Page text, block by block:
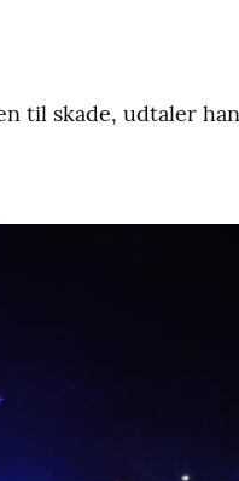
til skade, udtaler